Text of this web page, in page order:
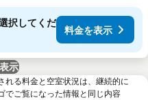
択してくだ
料金を表示
示
れる料金と空室状況は、継続的に
でご覧になった情報と同じ内容